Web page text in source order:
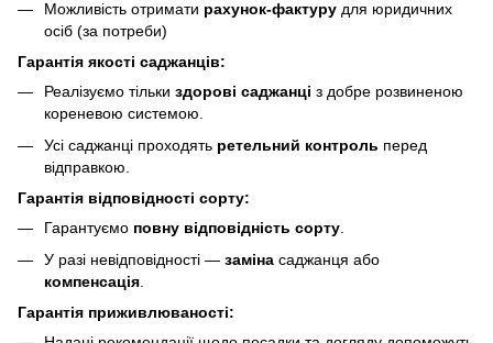
Можливість отримати рахунок-фактуру для юридичних
осіб (за потреби)
Гарантія якості саджанців:
Реалізуємо тільки здорові саджанці з добре розвиненою
кореневою системою.
Усі саджанці проходять ретельний контроль перед
відправкою.
Гарантія відповідності сорту:
Гарантуємо повну відповідність сорту
У разі невідповідності — заміна саджанця або
компенсація
Гарантія приживлюваності: